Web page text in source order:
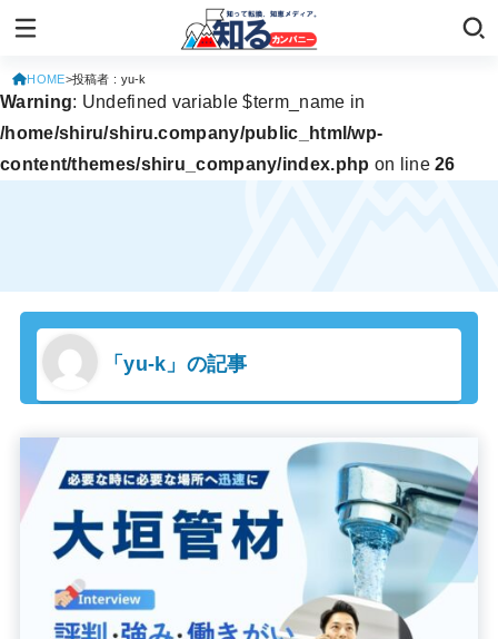
HOME 投稿者 : yu-k
Warning: Undefined variable $term_name in
/home/shiru/shiru.company/public_html/wp-
content/themes/shiru_company/index.php on line26
「yu-k」の記事